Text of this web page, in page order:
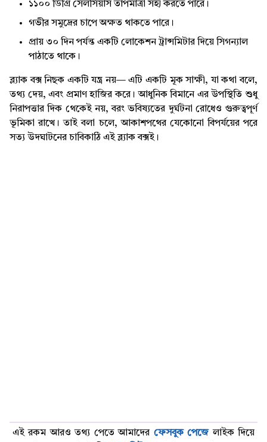
১১০০ ডিগ্রি সেলসিয়াস তাপমাত্রা সহ্য করতে পারে।
গভীর সমুদ্রের চাপে অক্ষত থাকতে পারে।
প্রায় ৩০ দিন পর্যন্ত একটি লোকেশন ট্রান্সমিটার দিয়ে সিগন্যাল
পাঠাতে থাকে।
ব্ল্যাক বক্স নিছক একটি যন্ত্র নয়— এটি একটি মূক সাক্ষী, যা কথা বলে,
তথ্য দেয়, এবং প্রমাণ হাজির করে। আধুনিক বিমানে এর উপস্থিতি শুধু
নিরাপত্তার দিক থেকেই নয়, বরং ভবিষ্যতের দুর্ঘটনা রোধেও গুরুত্বপূর্ণ
ভূমিকা রাখে। তাই বলা চলে, আকাশপথের যেকোনো বিপর্যয়ের পরে
সত্য উদঘাটনের চাবিকাঠি এই ব্ল্যাক বক্সই।
এই রকম আরও তথ্য পেতে আমাদের ফেসবুক পেজেলাইক দিয়ে